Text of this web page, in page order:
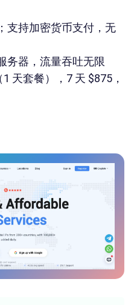
支持加密货币支付，无
务器，流量吞吐无限
天套餐），7 天 $875，